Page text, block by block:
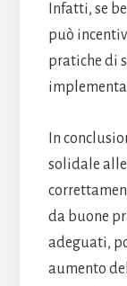
Infatti, se
può
pratiche di
In
solidale
da buone
adeguati,
aumento